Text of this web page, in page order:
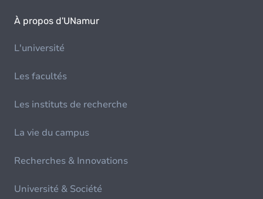
À propos d'UNamur
L'université
Les facultés
Les instituts de recherche
La vie du campus
Recherches & Innovations
Université & Société